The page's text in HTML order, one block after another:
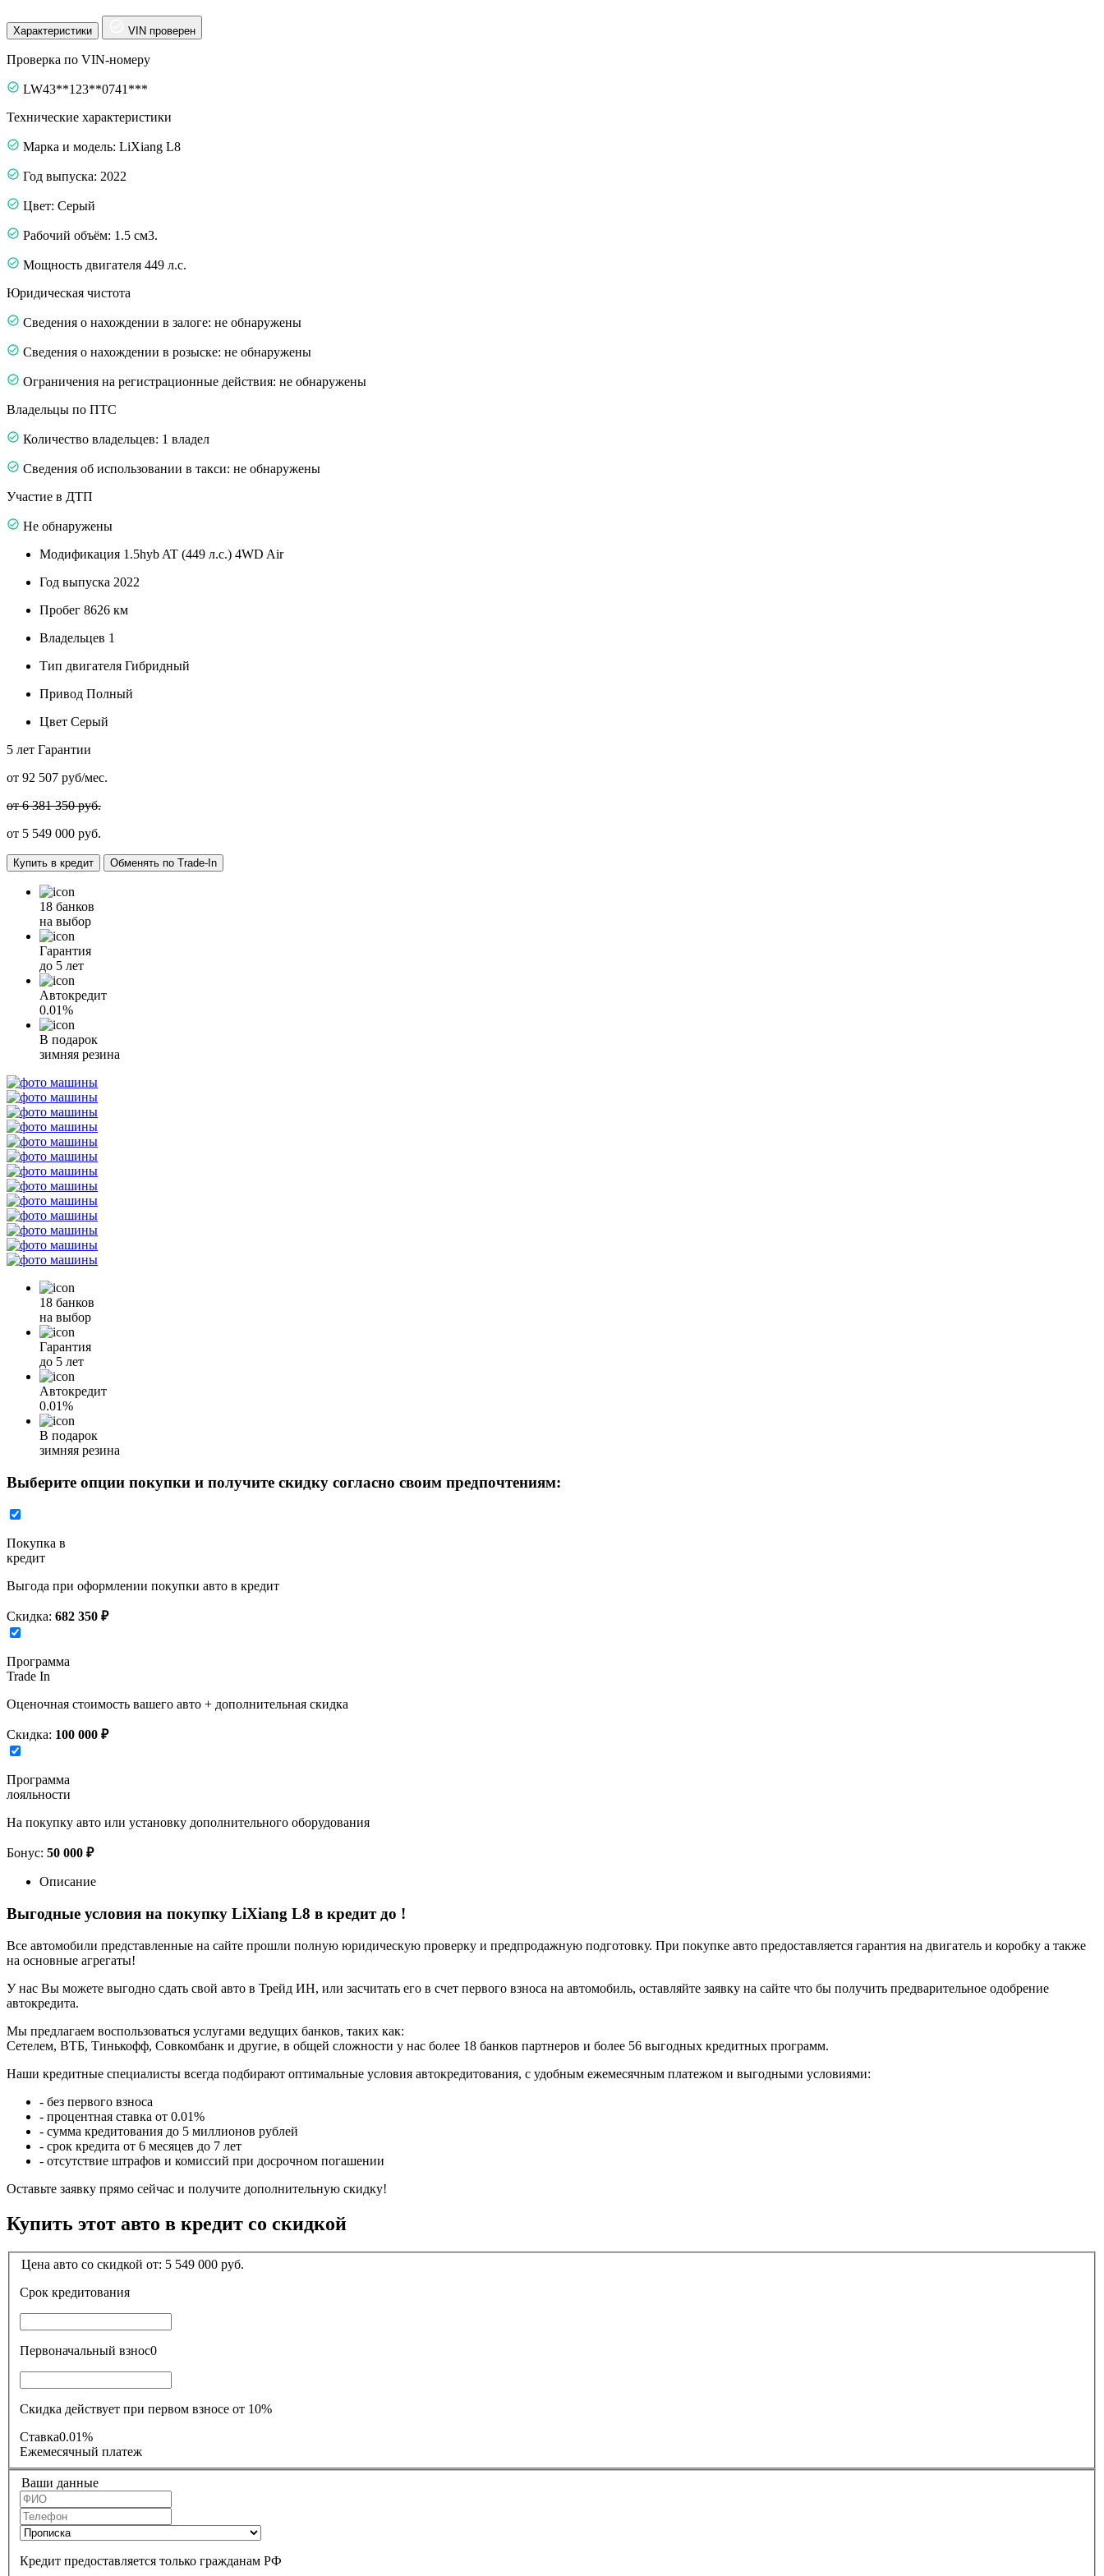
Характеристики VIN проверен
Проверка по VIN-номеру
LW43**123**0741***
Технические характеристики
Марка и модель: LiXiang L8
Год выпуска: 2022
Цвет: Серый
Рабочий объём: 1.5 см3.
Мощность двигателя 449 л.с.
Юридическая чистота
Сведения о нахождении в залоге: не обнаружены
Сведения о нахождении в розыске: не обнаружены
Ограничения на регистрационные действия: не обнаружены
Владельцы по ПТС
Количество владельцев: 1 владел
Сведения об использовании в такси: не обнаружены
Участие в ДТП
Не обнаружены
Модификация 1.5hyb AT (449 л.с.) 4WD Air
Год выпуска 2022
Пробег 8626 км
Владельцев 1
Тип двигателя Гибридный
Привод Полный
Цвет Серый
5 лет Гарантии
от 92 507 руб/мес.
от 6 381 350 руб.
от 5 549 000 руб.
Купить в кредит Обменять по Trade-In
18 банков
на выбор
Гарантия
до 5 лет
Автокредит
0.01%
В подарок
зимняя резина
18 банков
на выбор
Гарантия
до 5 лет
Автокредит
0.01%
В подарок
зимняя резина
Выберите опции покупки и получите скидку согласно своим предпочтениям:
Покупка в
кредит
Выгода при оформлении покупки авто в кредит
Скидка: 682 350 ₽
Программа
Trade In
Оценочная стоимость вашего авто + дополнительная скидка
Скидка: 100 000 ₽
Программа
лояльности
На покупку авто или установку дополнительного оборудования
Бонус: 50 000 ₽
Описание
Выгодные условия на покупку LiXiang L8 в кредит до !
Все автомобили представленные на сайте прошли полную юридическую проверку и предпродажную подготовку. При покупке авто предоставляется гарантия на двигатель и коробку а также
на основные агрегаты!
У нас Вы можете выгодно сдать свой авто в Трейд ИН, или засчитать его в счет первого взноса на автомобиль, оставляйте заявку на сайте что бы получить предварительное одобрение
автокредита.
Мы предлагаем воспользоваться услугами ведущих банков, таких как:
Сетелем, ВТБ, Тинькофф, Совкомбанк и другие, в общей сложности у нас более 18 банков партнеров и более 56 выгодных кредитных программ.
Наши кредитные специалисты всегда подбирают оптимальные условия автокредитования, с удобным ежемесячным платежом и выгодными условиями:
- без первого взноса
- процентная ставка от 0.01%
- сумма кредитования до 5 миллионов рублей
- срок кредита от 6 месяцев до 7 лет
- отсутствие штрафов и комиссий при досрочном погашении
Оставьте заявку прямо сейчас и получите дополнительную скидку!
Купить этот авто в кредит со скидкой
Цена авто со скидкой от: 5 549 000 руб.
Срок кредитования
Первоначальный взнос0
Скидка действует при первом взносе от 10%
Ставка0.01%
Ежемесячный платеж
Ваши данные
Кредит предоставляется только гражданам РФ